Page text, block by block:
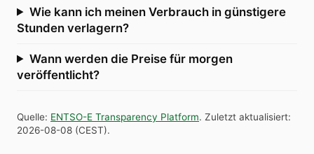
Wie kann ich meinen Verbrauch in günstigere
Stunden verlagern?
Wann werden die Preise für morgen
veröffentlicht?
Quelle: ENTSO-E Transparency Platform. Zuletzt aktualisiert:
2026-08-08 (CEST).